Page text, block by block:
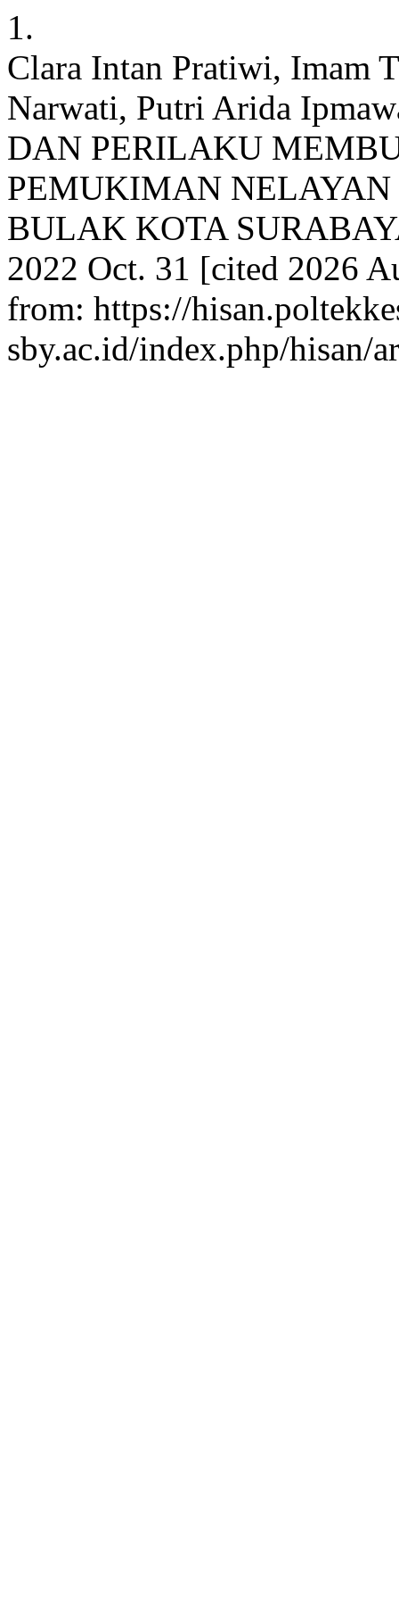
1.
Clara Intan Pratiwi, Imam
Narwati, Putri Arida
DAN PERILAKU
PEMUKIMAN
BULAK KOTA
2022 Oct. 31 [cited 2026
from: https://
sby.ac.id/index.php/hisan/